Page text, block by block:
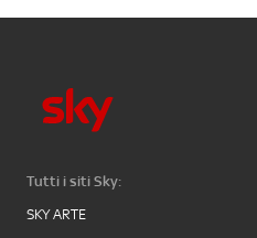
Tutti i siti Sky:
SKY ARTE